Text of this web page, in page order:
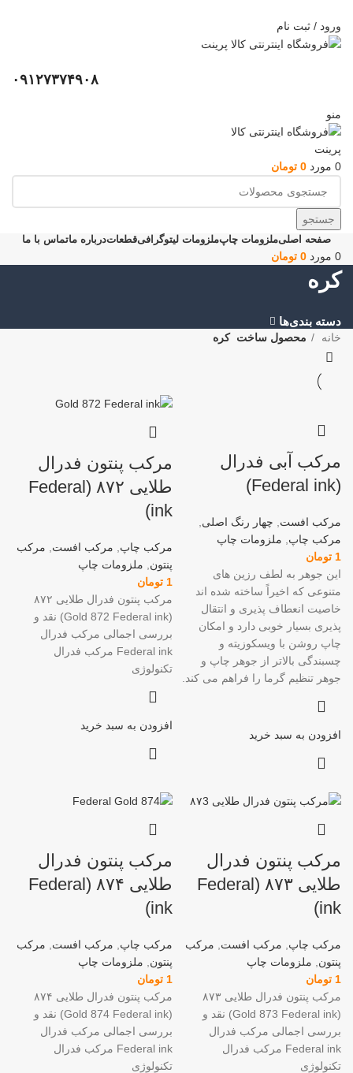
ورود / ثبت نام
۰۹۱۲۷۳۷۴۹۰۸
منو
0 مورد 0 تومان
جستجو
صفحه اصلیملزومات چاپملزومات لیتوگرافیقطعاتدرباره ماتماس با ما
0 مورد 0 تومان
کره
دسته بندی‌ها
خانه محصول ساخت کره
مرکب آبی فدرال
(Federal ink)
مرکب افست, چهار رنگ اصلی,
مرکب چاپ, ملزومات چاپ
1 تومان
این جوهر به لطف رزین های
متنوعی که اخیراً ساخته شده اند
خاصیت انعطاف پذیری و انتقال
پذیری بسیار خوبی دارد و امکان
چاپ روشن با ویسکوزیته و
چسبندگی بالاتر از جوهر چاپ و
جوهر تنظیم گرما را فراهم می کند.
افزودن به سبد خرید
مرکب پنتون فدرال
طلایی ۸۷۲ (Federal
ink)
مرکب چاپ مرکب افست
مرکب
پنتون
ملزومات چاپ
1 تومان
مرکب پنتون فدرال طلایی ۸۷۲
(Gold 872 Federal ink) نقد و
بررسی اجمالی مرکب فدرال
Federal ink مرکب فدرال
تکنولوژی
افزودن به سبد خرید
مرکب پنتون فدرال
طلایی ۸۷۳ (Federal
ink)
مرکب چاپ مرکب افست
مرکب
پنتون
ملزومات چاپ
1 تومان
مرکب پنتون فدرال طلایی ۸۷۳
(Gold 873 Federal ink) نقد و
بررسی اجمالی مرکب فدرال
Federal ink مرکب فدرال
تکنولوژی
مرکب پنتون فدرال
طلایی ۸۷۴ (Federal
ink)
مرکب چاپ مرکب افست
مرکب
پنتون
ملزومات چاپ
1 تومان
مرکب پنتون فدرال طلایی ۸۷۴
(Gold 874 Federal ink) نقد و
بررسی اجمالی مرکب فدرال
Federal ink مرکب فدرال
تکنولوژی